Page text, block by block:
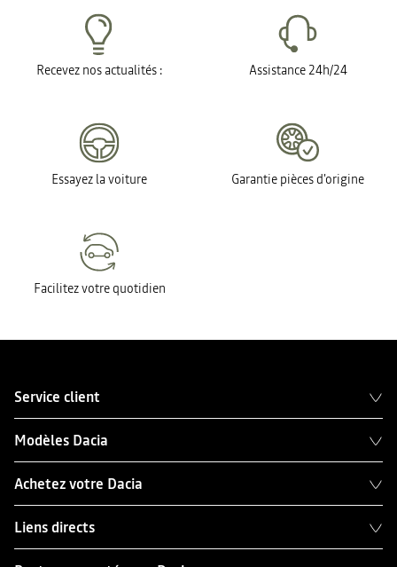
Recevez nos actualités : Assistance 24h/24
Essayez la voiture Garantie pièces d'origine
Facilitez votre quotidien
Service client
Modèles Dacia
Achetez votre Dacia
Liens directs